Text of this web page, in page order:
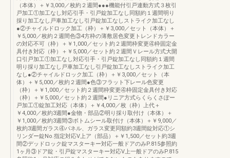
（本体）＋￥3,000／枚約２週間●●●機能付引戸連動方式３枚引
戸加工①加工なし対応引手・引戸錠加工なし同額約１週間明り
採り加工なし戸車加工なし引戸錠加工なしストライク加工なし
●②チャイルドロック加工（枠）＋￥3,000／セット（本体）＋
￥5,000／枚約２週間色③4方枠の薄敷居色変更トレンドカラー
の対応不可（枠）＋￥1,000／セット約２週間枠変更④枠固定金
具付き対応（枠）＋￥5,000／セット約２週間Ｖレール方式大開
口引戸加工①加工なし対応引手・引戸錠加工なし同額約１週間
明り採り加工なし戸車加工なし引戸錠加工なしストライク加工
なし●②チャイルドロック加工（枠）＋￥3,000／セット（本
体）＋￥5,000／枚約２週間●色③フラット下レール色変更
（枠）＋￥1,000／セット約２週間枠変更④枠固定金具付き対応
（枠）＋￥5,000／セット約２週間●リニア方式らくらくさぽー
戸加工①錠加工対応（本体）＋￥4,000／枚（枠）上代＋
￥4,000／枚約3週間●金物・部品②明り採り取付け（本体）＋
￥1,000／枚約3週間③ボトムシール取付け（本体）＋￥9,000／
枚約3週間ガラス④パネル、ガラス変更同額約3週間錠対応①シ
リンダー錠No.指定対応V上ア（部品）＋￥1,500／セット約3週
間②デッドロック錠マスターキー対応一般ドアのみP.815参照約
1ヶ月③ドア錠・引戸錠マスターキー対応V上一般ドアのみP.815